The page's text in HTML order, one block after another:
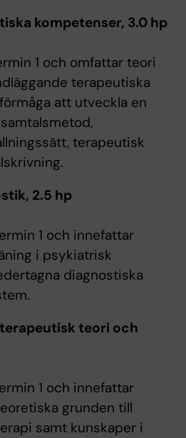
kompetenser, 3.0 hp
1 och omfattar teori
terapeutiska
att utveckla en
terapeutisk
2.5 hp
1 och innefattar
i psykiatrisk
diagnostiska
teori och
1 och innefattar
grunden till
samt kunskaper i